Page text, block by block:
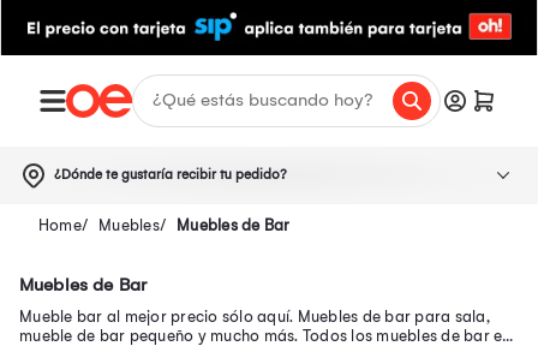
¿Dónde te gustaría recibir tu pedido?
Muebles Muebles de Bar
Muebles de Bar
Mueble bar al mejor precio sólo aquí. Muebles de bar para sala,
mueble de bar pequeño y mucho más. Todos los muebles de bar en